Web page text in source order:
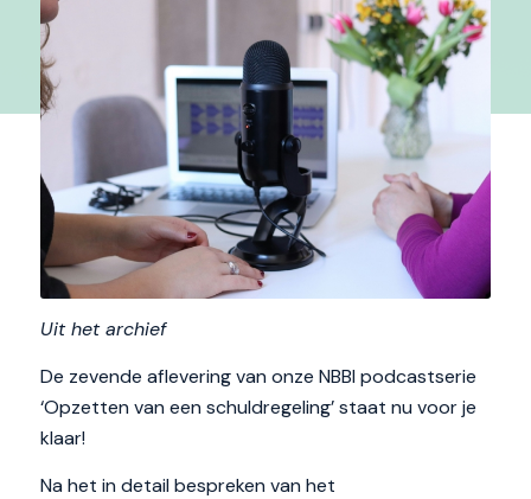
Uit het archief
De zevende aflevering van onze NBBI podcastserie
‘Opzetten van een schuldregeling’ staat nu voor je
klaar!
Na het in detail bespreken van het